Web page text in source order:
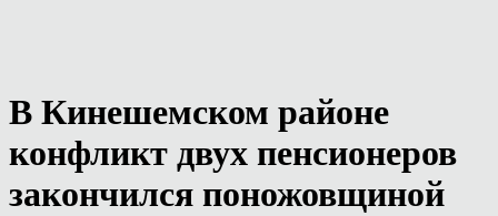
В Кинешемском районе
конфликт двух пенсионеров
закончился поножовщиной